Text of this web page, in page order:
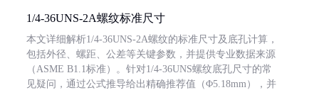
1/4-36UNS-2A螺纹标准尺寸
本文详细解析1/4-36UNS-2A螺纹的标准尺寸及底孔计算，
包括外径、螺距、公差等关键参数，并提供专业数据来源
（ASME B1.1标准）。针对1/4-36UNS螺纹底孔尺寸的常
见疑问，通过公式推导给出精确推荐值（Φ5.18mm），并